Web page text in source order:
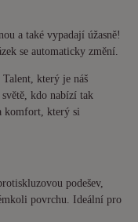
a také vypadají úžasně!
se automaticky změní.
který je náš
kdo nabízí tak
komfort, který si
podešev,
povrchu. Ideální pro